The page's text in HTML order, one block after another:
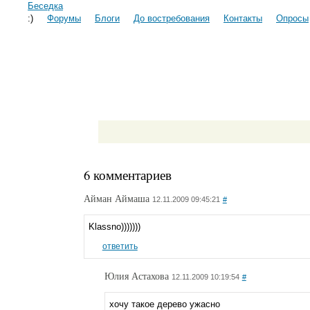
Беседка
:)
Форумы Блоги До востребования Контакты Опросы
6 комментариев
Айман Аймаша 12.11.2009 09:45:21 #
Klassno)))))))
ответить
Юлия Астахова 12.11.2009 10:19:54 #
хочу такое дерево ужасно